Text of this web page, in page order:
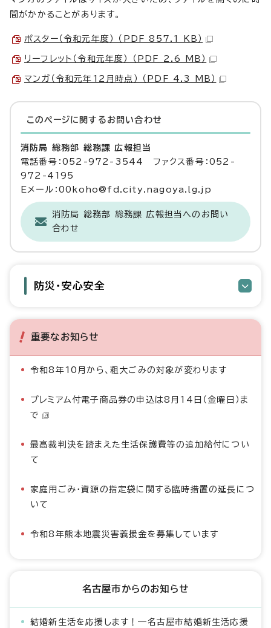
間がかかることがあります。
ポスター（令和元年度） （PDF 857.1 KB）
リーフレット（令和元年度） （PDF 2.6 MB）
マンガ（令和元年12月時点） （PDF 4.3 MB）
このページに関する お問い合わせ
消防局 総務部 総務課 広報担当
電話番号：052-972-3544 ファクス番号：052-
972-4195
Eメール：00koho@fd.city.nagoya.lg.jp
消防局 総務部 総務課 広報担当へのお問い
合わせ
防災・安心安全
重要なお知らせ
令和8年10月から、粗大ごみの対象が変わります
プレミアム付電子商品券の申込は8月14日（金曜日）ま
で
最高裁判決を踏まえた生活保護費等の追加給付につい
て
家庭用ごみ・資源の指定袋に関する臨時措置の延長につ
いて
令和8年熊本地震災害義援金を募集しています
名古屋市からのお知らせ
結婚新生活を応援します！―名古屋市結婚新生活応援